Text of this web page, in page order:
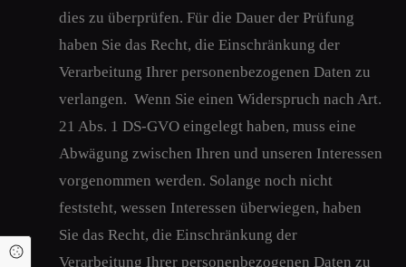
dies zu überprüfen. Für die Dauer der Prüfung
haben Sie das Recht, die Einschränkung der
Verarbeitung Ihrer personenbezogenen Daten zu
verlangen. Wenn Sie einen Widerspruch nach Art.
21 Abs. 1 DS-GVO eingelegt haben, muss eine
Abwägung zwischen Ihren und unseren Interessen
vorgenommen werden. Solange noch nicht
feststeht, wessen Interessen überwiegen, haben
Sie das Recht, die Einschränkung der
Verarbeitung Ihrer personenbezogenen Daten zu